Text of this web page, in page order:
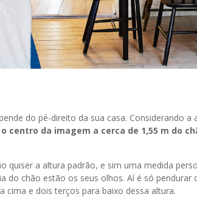
do pé-direito da sua casa. Considerando
centro da imagem a cerca de 1,55 m do
quiser a altura padrão, e sim uma medida
do chão estão os seus olhos. Aí é só
cima e dois terços para baixo dessa altura.